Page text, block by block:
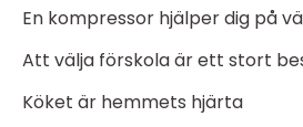
En kompressor hjälper dig på
Att välja förskola är ett stort
Köket är hemmets hjärta